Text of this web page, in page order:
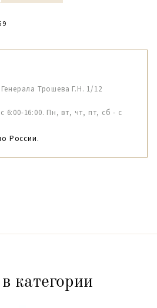
Трошева Г.Н. 1/12
6:00-16:00. Пн, вт, чт, пт, сб - с
России.
категории